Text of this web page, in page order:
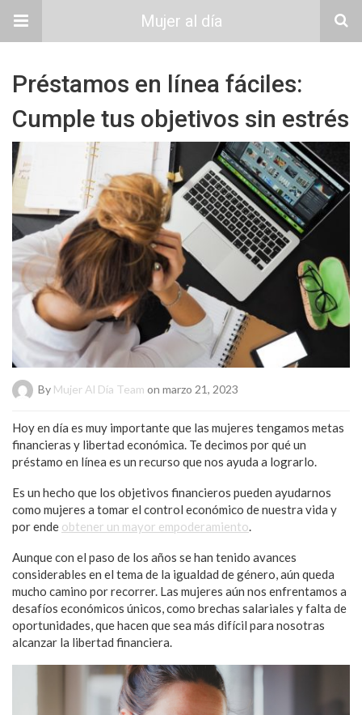
Mujer al día
Préstamos en línea fáciles:
Cumple tus objetivos sin estrés
By Mujer Al Día Team on marzo 21, 2023
Hoy en día es muy importante que las mujeres tengamos metas
financieras y libertad económica. Te decimos por qué un
préstamo en línea es un recurso que nos ayuda a lograrlo.
Es un hecho que los objetivos financieros pueden ayudarnos
como mujeres a tomar el control económico de nuestra vida y
por ende obtener un mayor empoderamiento.
Aunque con el paso de los años se han tenido avances
considerables en el tema de la igualdad de género, aún queda
mucho camino por recorrer. Las mujeres aún nos enfrentamos a
desafíos económicos únicos, como brechas salariales y falta de
oportunidades, que hacen que sea más difícil para nosotras
alcanzar la libertad financiera.